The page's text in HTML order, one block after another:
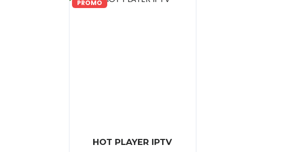
PROMO
HOT PLAYER IPTV